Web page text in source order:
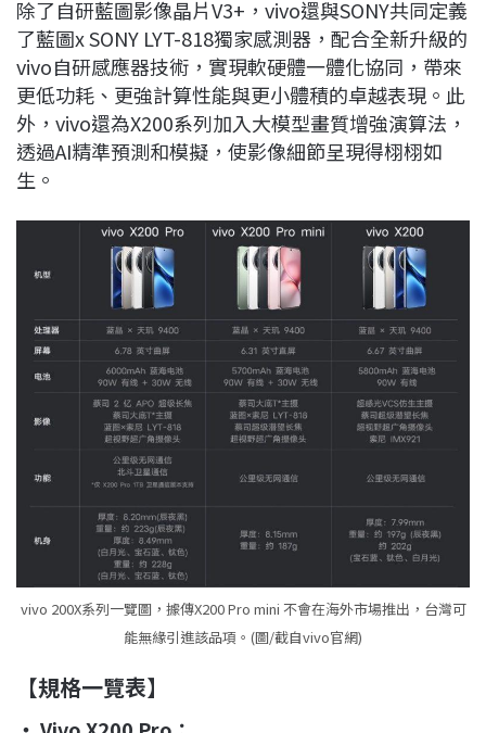
除了自研藍圖影像晶片V3+，vivo還與SONY共同定義
了藍圖x SONY LYT-818獨家感測器，配合全新升級的
vivo自研感應器技術，實現軟硬體一體化協同，帶來
更低功耗、更強計算性能與更小體積的卓越表現。此
外，vivo還為X200系列加入大模型畫質增強演算法，
透過AI精準預測和模擬，使影像細節呈現得栩栩如
生。
vivo 200X系列一覽圖，據傳X200 Pro mini 不會在海外市場推出，台灣可
能無緣引進該品項。(圖/截自vivo官網)
【規格一覽表】